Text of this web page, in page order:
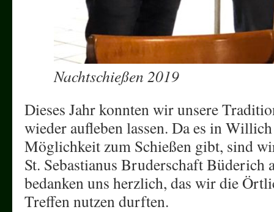
Nachtschießen 2019
Dieses Jahr konnten wir unsere
wieder aufleben lassen. Da es in
Möglichkeit zum Schießen gibt, sind
St. Sebastianus Bruderschaft Büderich
bedanken uns herzlich, das wir die
Treffen nutzen durften.